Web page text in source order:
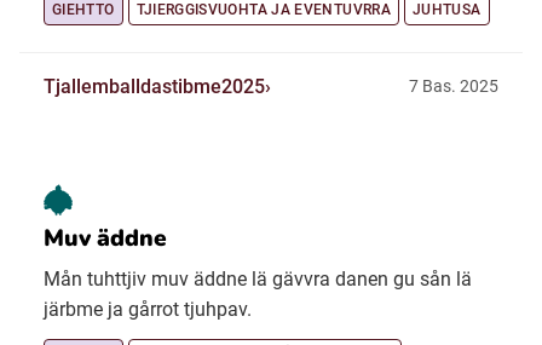
GIEHTTO TJIERGGISVUOHTA JA EVENTUVRRA JUHTUSA
Tjallemballdastibme2025 7 Bas. 2025
Muv äddne
Mån tuhttjiv muv äddne lä gävvra danen gu sån lä
järbme ja gårrot tjuhpav.